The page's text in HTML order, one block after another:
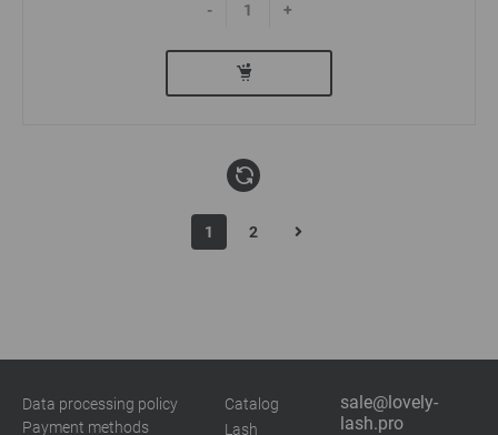
- +
1 2
Data processing policy
Payment methods
Catalog
Lash
sale@lovely-
lash.pro